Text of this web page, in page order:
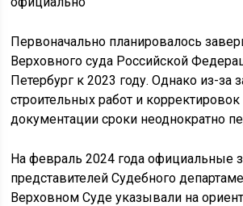
Первоначально планировалось
Верховного суда Российской
Петербург к 2023 году. Однако из-за
строительных работ и
документации сроки неоднократно
На февраль 2024 года официальные
представителей Судебного
Верховном Суде указывали на